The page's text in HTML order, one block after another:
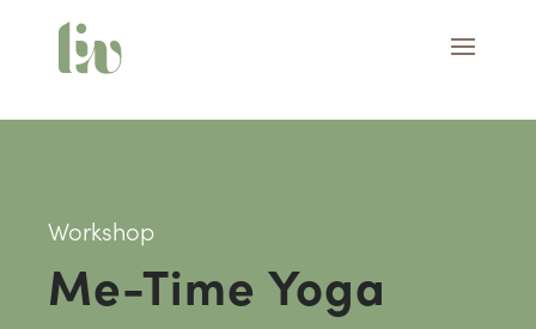
Workshop
Me-Time Yoga